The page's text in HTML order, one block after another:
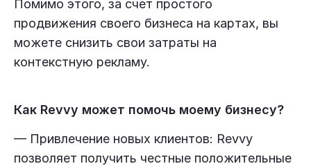
Помимо этого, за счет простого
продвижения своего бизнеса на картах, вы
можете снизить свои затраты на
контекстную рекламу.
Как Revvy может помочь моему бизнесу?
— Привлечение новых клиентов: Revvy
позволяет получить честные положительные